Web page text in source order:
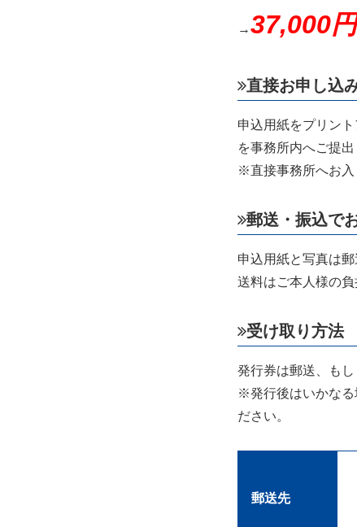
→37,000円
直接お申し込
申込用紙をプリン
を事務所内へご提
※直接事務所へお入
郵送・振込で
申込用紙と写真は
送料はご本人様の負
受け取り方法
発行券は郵送、も
※発行後はいかなる
ださい。
郵送先